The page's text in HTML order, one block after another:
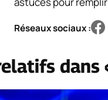
Réseaux sociaux :
dans